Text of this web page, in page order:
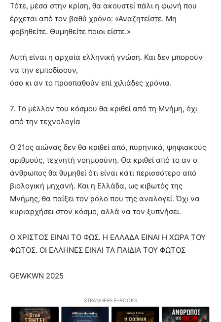
Τότε, μέσα στην κρίση, θα ακουστεί πάλι η φωνή που
έρχεται από τον βαθύ χρόνο: «Αναζητείστε. Μη
φοβηθείτε. Θυμηθείτε ποιοι είστε.»
Αυτή είναι η αρχαία ελληνική γνώση. Και δεν μπορούν
να την εμποδίσουν,
όσο κι αν το προσπαθούν επί χιλιάδες χρόνια.
7. Το μέλλον του κόσμου θα κριθεί από τη Μνήμη, όχι
από την τεχνολογία
Ο 21ος αιώνας δεν θα κριθεί από, πυρηνικά, ψηφιακούς
αριθμούς, τεχνητή νοημοσύνη. Θα κριθεί από το αν ο
άνθρωπος θα θυμηθεί ότι είναι κάτι περισσότερο από
βιολογική μηχανή. Και η Ελλάδα, ως κιβωτός της
Μνήμης, θα παίξει τον ρόλο που της αναλογεί. Όχι να
κυριαρχήσει στον κόσμο, αλλά να τον ξυπνήσει.
Ο ΧΡΙΣΤΟΣ ΕΙΝΑΙ ΤΟ ΦΩΣ. Η ΕΛΛΑΔΑ ΕΙΝΑΙ Η ΧΩΡΑ ΤΟΥ
ΦΩΤΟΣ. ΟΙ ΕΛΛΗΝΕΣ ΕΙΝΑΙ ΤΑ ΠΑΙΔΙΑ ΤΟΥ ΦΩΤΟΣ
GEWKWN 2025
STRANGERS E-BOOKS